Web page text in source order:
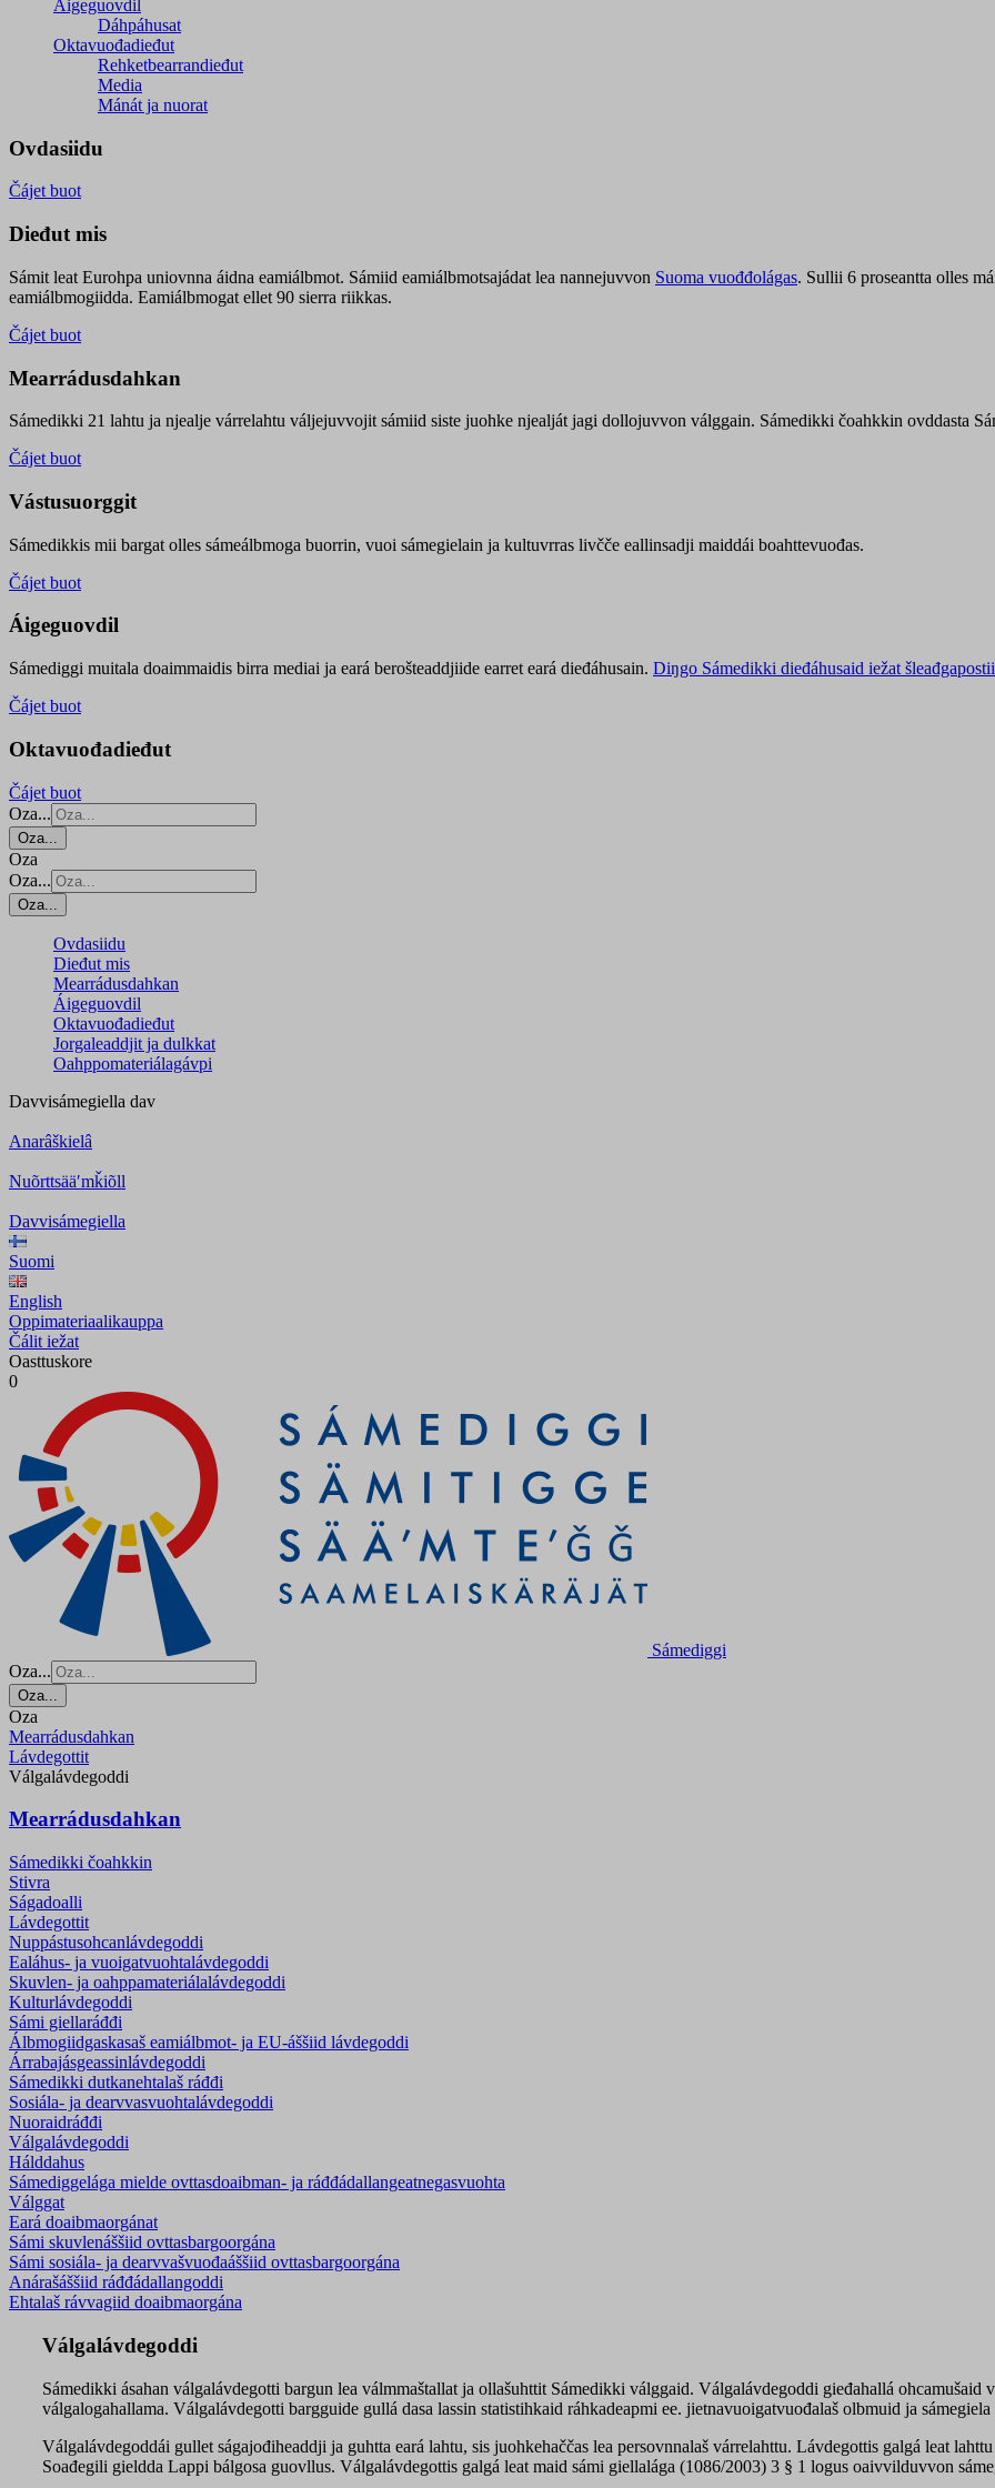
Áigeguovdil
Dáhpáhusat
Oktavuođadieđut
Rehketbearrandieđut
Media
Mánát ja nuorat
Ovdasiidu
Čájet buot
Dieđut mis
Sámit leat Eurohpa uniovnna áidna eamiálbmot. Sámiid eamiálbmotsajádat lea nannejuvvon Suoma vuođđolágas. Sullii 6 proseantta olles
eamiálbmogiidda. Eamiálbmogat ellet 90 sierra riikkas.
Čájet buot
Mearrádusdahkan
Sámedikki 21 lahtu ja njealje várrelahtu váljejuvvojit sámiid siste juohke njealját jagi dollojuvvon válggain. Sámedikki čoahkkin ovddasta
Čájet buot
Vástusuorggit
Sámedikkis mii bargat olles sámeálbmoga buorrin, vuoi sámegielain ja kultuvrras livčče eallinsadji maiddái boahttevuođas.
Čájet buot
Áigeguovdil
Sámediggi muitala doaimmaidis birra mediai ja eará berošteaddjiide earret eará dieđáhusain. Diŋgo Sámedikki dieđáhusaid iežat šleađgapostii
Čájet buot
Oktavuođadieđut
Čájet buot
Oza...
Oza...
Oza
Oza...
Oza...
Ovdasiidu
Dieđut mis
Mearrádusdahkan
Áigeguovdil
Oktavuođadieđut
Jorgaleaddjit ja dulkkat
Oahppomateriálagávpi
Davvisámegiella dav
Anarâškielâ
Nuõrttsääʹmǩiõll
Davvisámegiella
Suomi
English
Oppimateriaalikauppa
Čálit iežat
Oasttuskore
0
Sámediggi
Oza...
Oza...
Oza
Mearrádusdahkan
Lávdegottit
Válgalávdegoddi
Mearrádusdahkan
Sámedikki čoahkkin
Stivra
Ságadoalli
Lávdegottit
Nuppástusohcanlávdegoddi
Ealáhus- ja vuoigatvuohtalávdegoddi
Skuvlen- ja oahppamateriála­lávdegoddi
Kulturlávdegoddi
Sámi giellaráđđi
Álbmogiidgaskasaš eamiálbmot- ja EU-áššiid lávdegoddi
Árrabajásgeassinlávdegoddi
Sámedikki dutkanehtalaš ráđđi
Sosiála- ja dearvvasvuohta­lávdegoddi
Nuoraidráđđi
Válgalávdegoddi
Hálddahus
Sámediggelága mielde ovttasdoaibman- ja ráđđádallangeatnegasvuohta
Válggat
Eará doaibmaorgánat
Sámi skuvlenáššiid ovttasbargoorgána
Sámi sosiála- ja dearvvašvuođaáššiid ovttasbargoorgána
Anárašáššiid ráđđádallangoddi
Ehtalaš rávvagiid doaibmaorgána
Válgalávdegoddi
Sámedikki ásahan válgalávdegotti bargun lea válmmaštallat ja ollašuhttit Sámedikki válggaid. Válgalávdegoddi gieđahallá ohcamušaid
válgalogahallama. Válgalávdegotti bargguide gullá dasa lassin statistihkaid ráhkadeapmi ee. jietnavuoigatvuođalaš olbmuid ja
Válgalávdegoddái gullet ságajođiheaddji ja guhtta eará lahtu, sis juohkehaččas lea persovnnalaš várrelahttu. Lávdegottis galgá leat
Soađegili gieldda Lappi bálgosa guovllus. Válgalávdegottis galgá leat maid sámi giellalága (1086/2003) 3 § 1 logus oaivvilduvvon